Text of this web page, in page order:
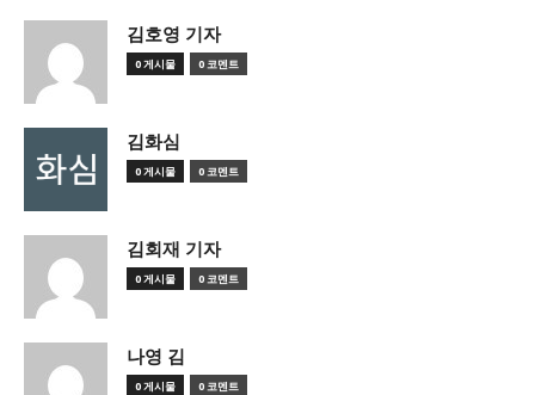
김호영 기자
0 게시물 0 코멘트
김화심
0 게시물 0 코멘트
김회재 기자
0 게시물 0 코멘트
나영 김
0 게시물 0 코멘트